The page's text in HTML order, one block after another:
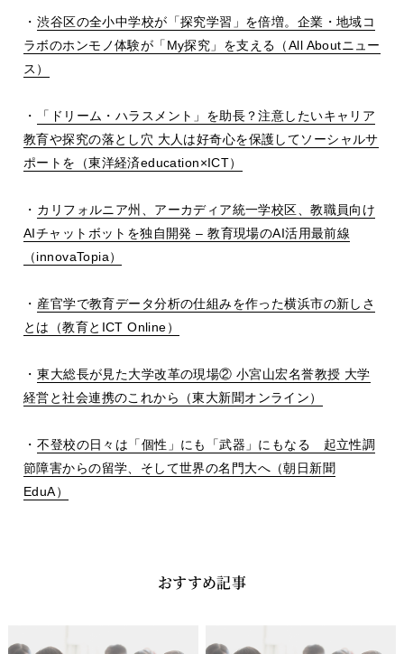
・渋谷区の全小中学校が「探究学習」を倍増。企業・地域コ
ラボのホンモノ体験が「 My探究」を支える（All Aboutニュー
ス）
・
「ドリーム・ハラスメント」を助長？注意したいキャリア
教育や探究の落とし穴 大人は好奇心を保護してソーシャルサ
ポートを（東洋経済education×ICT）
・ カリフォルニア州、アーカディア統一学校区、教職員向け
AIチャットボットを独自開発 –教育現場のAI活用最前線
（innovaTopia）
・ 産官学で教育データ分析の仕組みを作った横浜市の新しさ
とは（教育と ICT Online）
・東大総長が見た大学改革の現場②小宮山宏名誉教授 大学
経営と社会連携のこれから（東大新聞オンライン）
・不登校の日々は「個性」にも「武器」にもなる 起立性調
節障害からの留学、そして世界の名門大へ（朝日新聞
EduA）
おすすめ記事